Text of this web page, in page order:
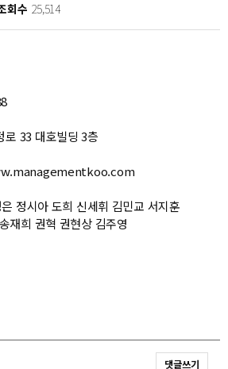
회수 25,514
로 33 대호빌딩 3층
정시아 도희 신세휘 김민교 서지훈
재희 권혁 권현상 김주영
댓글쓰기